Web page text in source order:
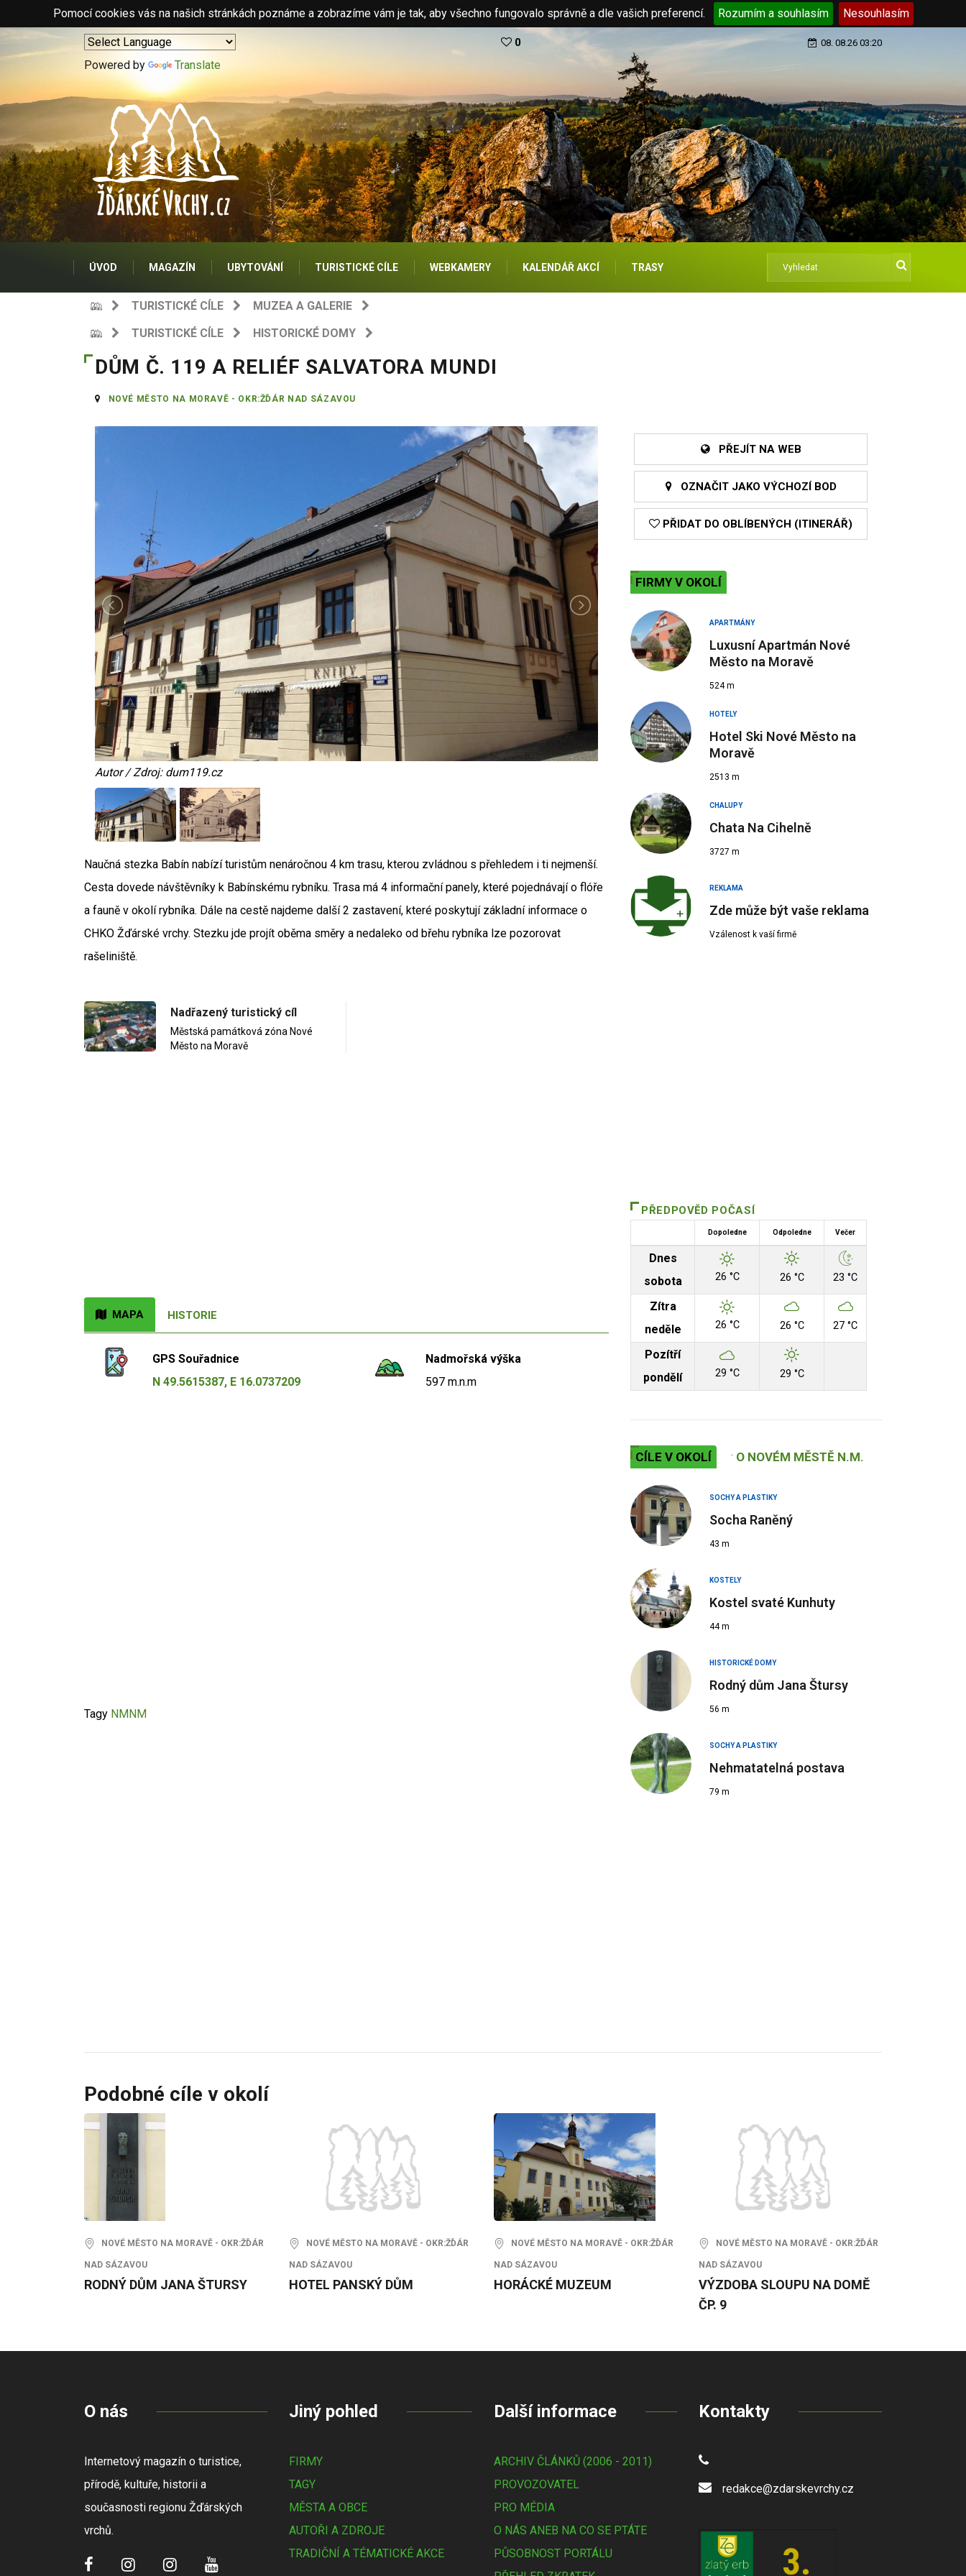
Pomocí cookies vás na našich stránkách poznáme a zobrazíme vám je tak, aby všechno fungovalo správně a dle vašich preferencí. Rozumím a souhlasím Nesouhlasím
Powered by Translate
0 08. 08.26 03:20
ÚVOD MAGAZÍN UBYTOVÁNÍ TURISTICKÉ CÍLE WEBKAMERY KALENDÁŘ AKCÍ TRASY
TURISTICKÉ CÍLE
MUZEA A GALERIE
TURISTICKÉ CÍLE
HISTORICKÉ DOMY
DŮM Č. 119 A RELIÉF SALVATORA MUNDI
NOVÉ MĚSTO NA MORAVĚ - OKR:ŽĎÁR NAD SÁZAVOU
Autor / Zdroj: dum119.cz Autor / Zdroj: dum119.cz
Naučná stezka Babín nabízí turistům nenáročnou 4 km trasu, kterou zvládnou s přehledem i ti nejmenší.
Cesta dovede návštěvníky k Babínskému rybníku. Trasa má 4 informační panely, které pojednávají o flóře
a fauně v okolí rybníka. Dále na cestě najdeme další 2 zastavení, které poskytují základní informace o
CHKO Žďárské vrchy. Stezku jde projít oběma směry a nedaleko od břehu rybníka lze pozorovat
rašeliniště.
Nadřazený turistický cíl
Městská památková zóna Nové
Město na Moravě
MAPA HISTORIE
GPS Souřadnice
N 49.5615387, E 16.0737209
Nadmořská výška
597 m.n.m
Tagy NMNM
PŘEJÍT NA WEB
OZNAČIT JAKO VÝCHOZÍ BOD
PŘIDAT DO OBLÍBENÝCH (ITINERÁŘ)
FIRMY V OKOLÍ
APARTMÁNY
Luxusní Apartmán Nové
Město na Moravě
524 m
HOTELY
Hotel Ski Nové Město na
Moravě
2513 m
CHALUPY
Chata Na Cihelně
3727 m
REKLAMA
Zde může být vaše reklama
Vzálenost k vaší firmě
PŘEDPOVĚD POČASÍ
Dopoledne Odpoledne Večer
Dnes
sobota
26 °C 26 °C 23 °C
Zítra
neděle
26 °C 26 °C 27 °C
Pozítří
pondělí
29 °C 29 °C
CÍLE V OKOLÍ O NOVÉM MĚSTĚ N.M.
SOCHY A PLASTIKY
Socha Raněný
43 m
KOSTELY
Kostel svaté Kunhuty
44 m
HISTORICKÉ DOMY
Rodný dům Jana Štursy
56 m
SOCHY A PLASTIKY
Nehmatatelná postava
79 m
Podobné cíle v okolí
NOVÉ MĚSTO NA MORAVĚ - OKR:ŽĎÁR
NAD SÁZAVOU
RODNÝ DŮM JANA ŠTURSY
NOVÉ MĚSTO NA MORAVĚ - OKR:ŽĎÁR
NAD SÁZAVOU
HOTEL PANSKÝ DŮM
NOVÉ MĚSTO NA MORAVĚ - OKR:ŽĎÁR
NAD SÁZAVOU
HORÁCKÉ MUZEUM
NOVÉ MĚSTO NA MORAVĚ - OKR:ŽĎÁR
NAD SÁZAVOU
VÝZDOBA SLOUPU NA DOMĚ
ČP. 9
O nás
Internetový magazín o turistice,
přírodě, kultuře, historii a
současnosti regionu Žďárských
vrchů.
Jiný pohled
FIRMY
TAGY
MĚSTA A OBCE
AUTOŘI A ZDROJE
TRADIČNÍ A TÉMATICKÉ AKCE
Další informace
ARCHIV ČLÁNKŮ (2006 - 2011)
PROVOZOVATEL
PRO MÉDIA
O NÁS ANEB NA CO SE PTÁTE
PŮSOBNOST PORTÁLU
Kontakty
redakce@zdarskevrchy.cz